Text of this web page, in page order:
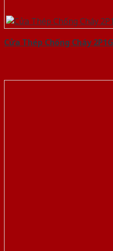
Cửa Thép Chống Cháy